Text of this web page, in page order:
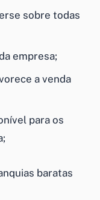
sobre todas
empresa;
a venda
para os
baratas